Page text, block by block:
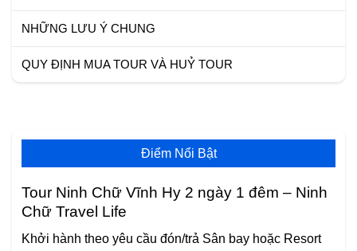
NHỮNG LƯU Ý CHUNG
QUY ĐỊNH MUA TOUR VÀ HUỶ TOUR
Điểm Nổi Bật
Tour Ninh Chữ Vĩnh Hy 2 ngày 1 đêm – Ninh
Chữ Travel Life
Khởi hành theo yêu cầu đón/trả Sân bay hoặc Resort